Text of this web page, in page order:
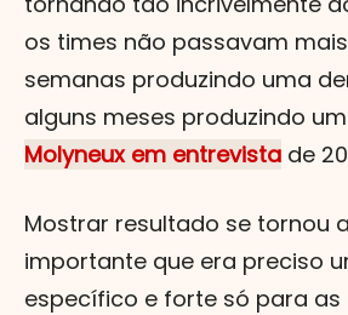
os times não passavam
semanas produzindo uma
alguns meses produzindo
Molyneux em entrevista de
Mostrar resultado se tornou
importante que era preciso
específico e forte só para as